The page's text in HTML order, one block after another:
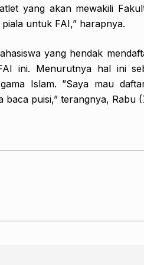
yang akan mewakili
untuk FAI,” harapnya.
yang hendak mendaftar
ini. Menurutnya hal ini
Islam. ”Saya mau
puisi,” terangnya, Rabu